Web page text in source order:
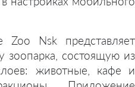
Nsk представляет
зоопарка, состоящую из
животные, кафе и